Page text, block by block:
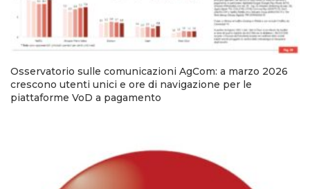
Osservatorio sulle comunicazioni AgCom: a marzo 2026
crescono utenti unici e ore di navigazione per le
piattaforme VoD a pagamento